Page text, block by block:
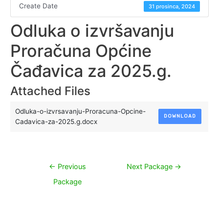
Create Date 31 prosinca, 2024
Odluka o izvršavanju
Proračuna Općine
Čađavica za 2025.g.
Attached Files
Odluka-o-izvrsavanju-Proracuna-Opcine-
Cadavica-za-2025.g.docx
DOWNLOAD
Navigacija
← Previous
Package
Next Package →